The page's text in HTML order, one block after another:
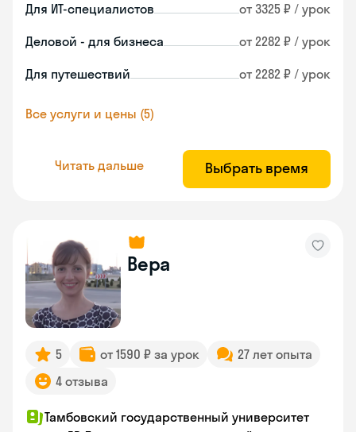
Для ИТ-специалистов от 3325 ₽ / урок
Деловой - для бизнеса от 2282 ₽ / урок
Для путешествий от 2282 ₽ / урок
Все услуги и цены (5)
Читать дальше Выбрать время
Вера
5 от 1590 ₽ за урок
27 лет опыта
4 отзыва
Тамбовский государственный университет